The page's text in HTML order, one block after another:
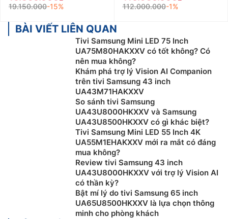
19.150.000-15% 112.000.000-1%
BÀI VIẾT LIÊN QUAN
Tivi Samsung Mini LED 75 Inch
UA75M80HAKXXV có tốt không? Có
nên mua không?
Khám phá trợ lý Vision AI Companion
trên tivi Samsung 43 inch
UA43M71HAKXXV
So sánh tivi Samsung
UA43U8000HKXXV và Samsung
UA43U8500HKXXV có gì khác biệt?
Tivi Samsung Mini LED 55 Inch 4K
UA55M1EHAKXXV mới ra mắt có đáng
mua không?
Review tivi Samsung 43 inch
UA43U8000HKXXV với trợ lý Vision AI
có thần kỳ?
Bật mí lý do tivi Samsung 65 inch
UA65U8500HKXXV là lựa chọn thông
minh cho phòng khách